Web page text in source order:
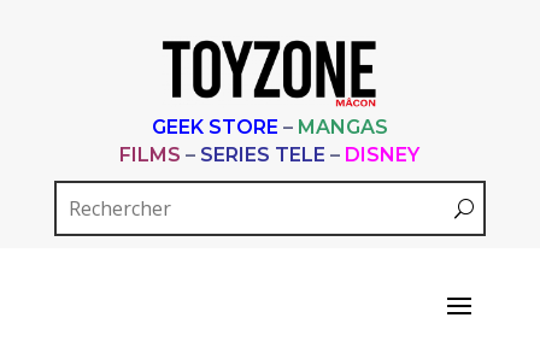
GEEK STORE – MANGAS
FILMS – SERIES TELE – DISNEY